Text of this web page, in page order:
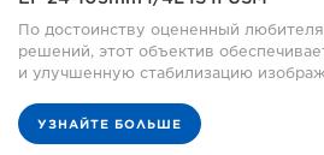
По достоинству оцененный
решений, этот объектив
и улучшенную стабилизацию
УЗНАЙТЕ БОЛЬШЕ